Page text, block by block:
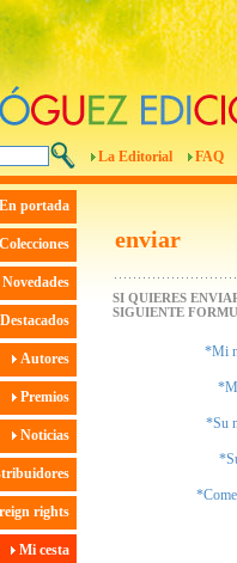
La Editorial FAQ
portada
Autores
Premios
Noticias
rights
Mi cesta
enviar
SI QUIERES
SIGUIENTE
*Mi
*Su